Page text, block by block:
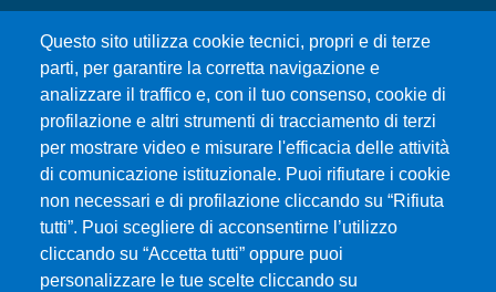
Questo sito utilizza cookie tecnici, propri e di terze
parti, per garantire la corretta navigazione e
analizzare il traffico e, con il tuo consenso, cookie di
profilazione e altri strumenti di tracciamento di terzi
per mostrare video e misurare l'efficacia delle attività
di comunicazione istituzionale. Puoi rifiutare i cookie
non necessari e di profilazione cliccando su “Rifiuta
tutti”. Puoi scegliere di acconsentirne l’utilizzo
cliccando su “Accetta tutti” oppure puoi
personalizzare le tue scelte cliccando su
MENÙ FOOTER 2
Bandi e concorsi
Gare d'appalto
Albo online
CIAM - Servizi Informatici
Brand Identity
Elenco siti tematici
Servizi per Disabilità e DSA
Sostieni Unime
Performance - trasparenza